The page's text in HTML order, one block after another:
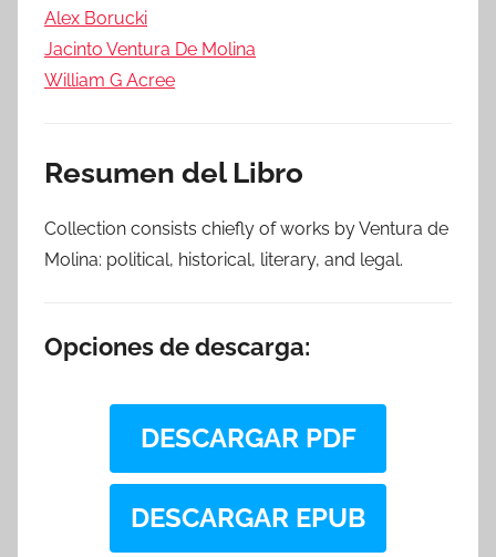
Alex Borucki
Jacinto Ventura De Molina
William G Acree
Resumen del Libro
Collection consists chiefly of works by Ventura de
Molina: political, historical, literary, and legal.
Opciones de descarga:
DESCARGAR PDF
DESCARGAR EPUB